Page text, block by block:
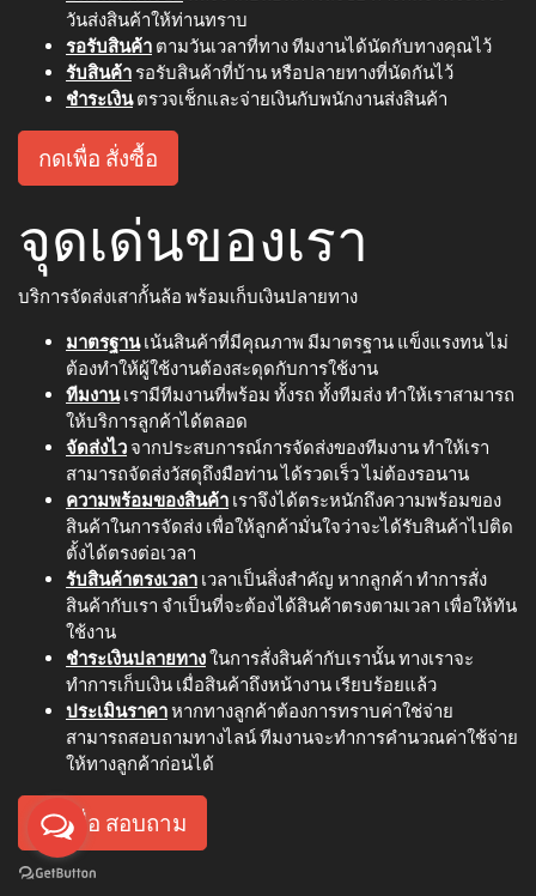
วันส่งสินค้าให้ท่านทราบ
รอรับสินค้า ตามวันเวลาที่ทาง ทีมงานได้นัดกับทางคุณไว้
รับสินค้า รอรับสินค้าที่บ้าน หรือปลายทางที่นัดกันไว้
ชำระเงินตรวจเช็กและจ่ายเงินกับพนักงานส่งสินค้า
กดเพื่อ สั่งซื้อ
จุดเด่นของเรา
บริการจัดส่งเสากั้นล้อ พร้อมเก็บเงินปลายทาง
มาตรฐานเน้นสินค้าที่มีคุณภาพ มีมาตรฐาน แข็งแรงทน ไม่
ต้องทำให้ผู้ใช้งานต้องสะดุดกับการใช้งาน
ทีมงานเรามีทีมงานที่พร้อม ทั้งรถ ทั้งทีมส่ง ทำให้เราสามารถ
ให้บริการลูกค้าได้ตลอด
จัดส่งไว จากประสบการณ์การจัดส่งของทีมงาน ทำให้เรา
สามารถจัดส่งวัสดุถึงมือท่าน ได้รวดเร็ว ไม่ต้องรอนาน
ความพร้อมของสินค้า เราจึงได้ตระหนักถึงความพร้อมของ
สินค้าในการจัดส่ง เพื่อให้ลูกค้ามั่นใจว่าจะได้รับสินค้าไปติด
ตั้งได้ตรงต่อเวลา
รับสินค้าตรงเวลา เวลาเป็นสิ่งสำคัญ หากลูกค้า ทำการสั่ง
สินค้ากับเรา จำเป็นที่จะต้องได้สินค้าตรงตามเวลา เพื่อให้ทัน
ใช้งาน
ชำระเงินปลายทางในการสั่งสินค้ากับเรานั้น ทางเราจะ
ทำการเก็บเงิน เมื่อสินค้าถึงหน้างาน เรียบร้อยแล้ว
ประเมินราคาหากทางลูกค้าต้องการทราบค่าใช่จ่าย
สามารถสอบถามทางไลน์ ทีมงานจะทำการคำนวณค่าใช้จ่าย
ให้ทางลูกค้าก่อนได้
กดเพื่อ สอบถาม